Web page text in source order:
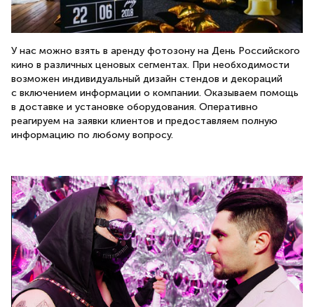
У нас можно взять в аренду фотозону на День Российского
кино в различных ценовых сегментах. При необходимости
возможен индивидуальный дизайн стендов и декораций
с включением информации о компании. Оказываем помощь
в доставке и установке оборудования. Оперативно
реагируем на заявки клиентов и предоставляем полную
информацию по любому вопросу.